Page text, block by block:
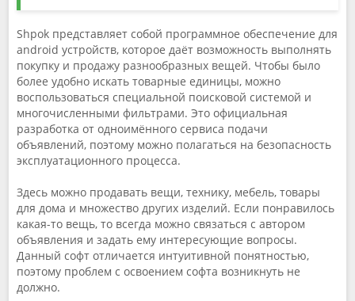
Shpok представляет собой программное обеспечение для
android устройств, которое даёт возможность выполнять
покупку и продажу разнообразных вещей. Чтобы было
более удобно искать товарные единицы, можно
воспользоваться специальной поисковой системой и
многочисленными фильтрами. Это официальная
разработка от одноимённого сервиса подачи
объявлений, поэтому можно полагаться на безопасность
эксплуатационного процесса.
Здесь можно продавать вещи, технику, мебель, товары
для дома и множество других изделий. Если понравилось
какая-то вещь, то всегда можно связаться с автором
объявления и задать ему интересующие вопросы.
Данный софт отличается интуитивной понятностью,
поэтому проблем с освоением софта возникнуть не
должно.